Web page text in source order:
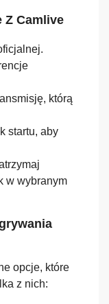
Z Camlive
którą
startu, aby
w wybranym
opcje, które
z nich: